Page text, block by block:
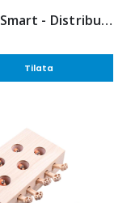
Aqua Smart - Distributeur d'eau
Tilata